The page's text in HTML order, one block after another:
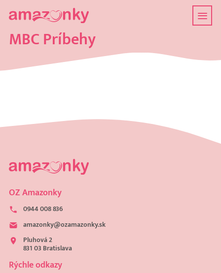
MBC Príbehy
OZ Amazonky
0944 008 836
amazonky@ozamazonky.sk
Pluhová 2
831 03 Bratislava
Rýchle odkazy